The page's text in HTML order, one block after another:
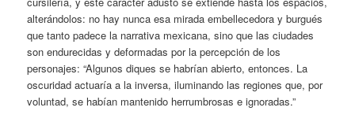
alterándolos: no hay nunca esa mirada embellecedora y burgués
que tanto padece la narrativa mexicana, sino que las ciudades
son endurecidas y deformadas por la percepción de los
personajes: “Algunos diques se habrían abierto, entonces. La
oscuridad actuaría a la inversa, iluminando las regiones que, por
voluntad, se habían mantenido herrumbrosas e ignoradas.”